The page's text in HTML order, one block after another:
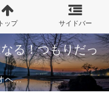
る！つもりだっ
へ…